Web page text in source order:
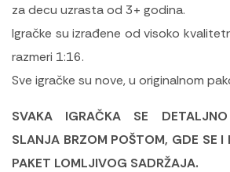
za decu uzrasta od 3+ godina.
Igračke su izrađene od visoko
razmeri 1:16.
Sve igračke su nove, u originalnom
SVAKA IGRAČKA SE
SLANJA BRZOM POŠTOM, GDE SE I
PAKET LOMLJIVOG SADRŽAJA.